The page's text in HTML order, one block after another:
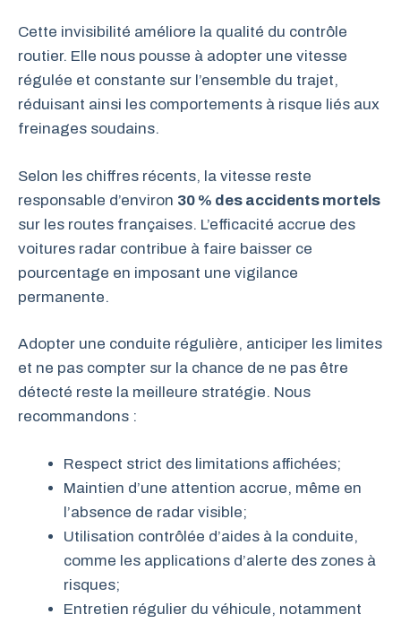
Cette invisibilité améliore la qualité du contrôle
routier. Elle nous pousse à adopter une vitesse
régulée et constante sur l’ensemble du trajet,
réduisant ainsi les comportements à risque liés aux
freinages soudains.
Selon les chiffres récents, la vitesse reste
responsable d’environ 30 % des accidents mortels
sur les routes françaises. L’efficacité accrue des
voitures radar contribue à faire baisser ce
pourcentage en imposant une vigilance
permanente.
Adopter une conduite régulière, anticiper les limites
et ne pas compter sur la chance de ne pas être
détecté reste la meilleure stratégie. Nous
recommandons :
Respect strict des limitations affichées;
Maintien d’une attention accrue, même en
l’absence de radar visible;
Utilisation contrôlée d’aides à la conduite,
comme les applications d’alerte des zones à
risques;
Entretien régulier du véhicule, notamment